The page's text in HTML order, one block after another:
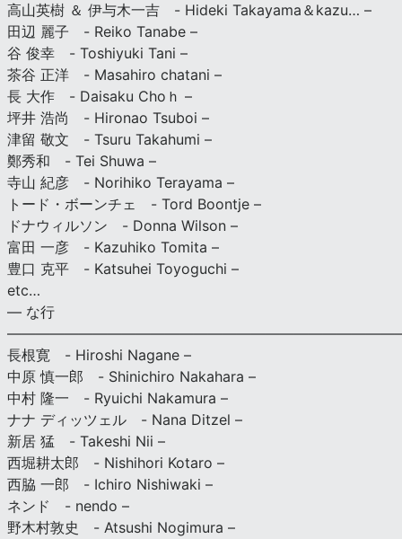
高山英樹 ＆ 伊与木一吉 - Hideki Takayama＆kazu… –
田辺 麗子 - Reiko Tanabe –
谷 俊幸 - Toshiyuki Tani –
茶谷 正洋 - Masahiro chatani –
長 大作 - Daisaku Choｈ –
坪井 浩尚 - Hironao Tsuboi –
津留 敬文 - Tsuru Takahumi –
鄭秀和 - Tei Shuwa –
寺山 紀彦 - Norihiko Terayama –
トード・ボーンチェ - Tord Boontje –
ドナウィルソン - Donna Wilson –
富田 一彦 - Kazuhiko Tomita –
豊口 克平 - Katsuhei Toyoguchi –
etc…
— な行
長根寛 - Hiroshi Nagane –
中原 慎一郎 - Shinichiro Nakahara –
中村 隆一 - Ryuichi Nakamura –
ナナ ディッツェル - Nana Ditzel –
新居 猛 - Takeshi Nii –
西堀耕太郎 - Nishihori Kotaro –
西脇 一郎 - Ichiro Nishiwaki –
ネンド - nendo –
野木村敦史 - Atsushi Nogimura –